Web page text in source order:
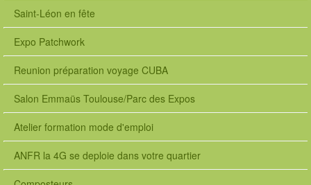
Saint-Léon en fête
Expo Patchwork
Reunion préparation voyage CUBA
Salon Emmaüs Toulouse/Parc des Expos
Atelier formation mode d'emploi
ANFR la 4G se deploie dans votre quartier